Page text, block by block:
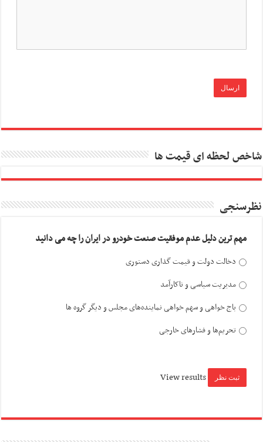
شاخص لحظه ای قیمت ها
نظرسنجی
مهم ترین دلیل عدم موفقیت صنعت خودرو در ایران را چه می دانید
دخالت دولت و قیمت گذاری دستوری
مدیریت سیاسی و ناکارآمد
باج خواهی و سهم خواهی نماینده‌های مجلس و دیگر گروه ها
تحریم‌ها و فشارهای خارجی
View results